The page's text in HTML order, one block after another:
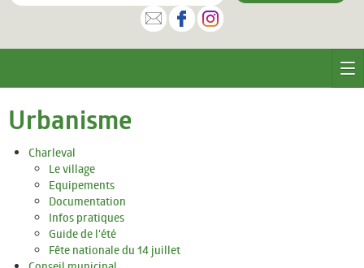
Equipements
Documentation
Infos pratiques
Urbanisme
Charleval
Le village
Equipements
Documentation
Infos pratiques
Guide de l'été
Fête nationale du 14 juillet